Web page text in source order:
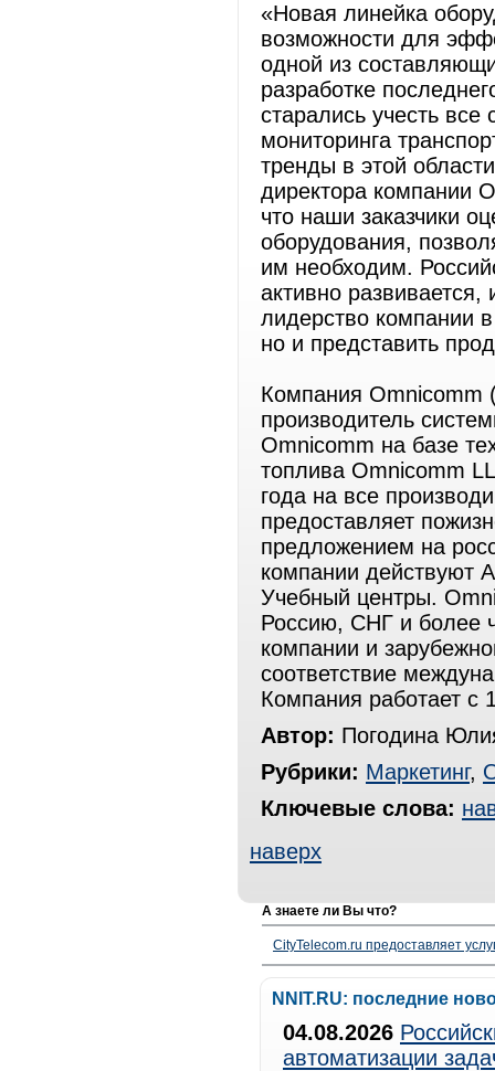
«Новая линейка
возможности для
одной из
разработке
старались учесть
мониторинга
тренды в этой
директора компании
что наши заказчики
оборудования,
им необходим.
активно
лидерство компании
но и представить
Компания Omnicomm
производитель
Omnicomm на базе
топлива Omnicomm
года на все
предоставляет
предложением на
компании действуют
Учебный центры.
Россию, СНГ и более
компании и
соответствие
Компания работает с
Автор: Погодина
Рубрики: Маркетинг,
Ключевые слова:
наверх
А знаете ли Вы что?
CityTelecom.ru предоставляет
NNIT.RU: последние
04.08.2026
автоматизации